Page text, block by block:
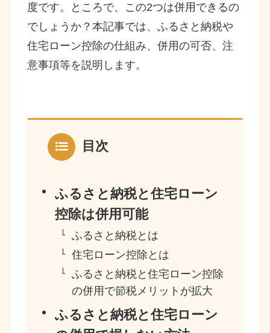
度です。ところで、この2つは併用できるの
でしょうか？本記事では、ふるさと納税や
住宅ローン控除の仕組み、併用の可否、注
意事項等を説明します。
目次
ふるさと納税と住宅ローン
控除は併用可能
ふるさと納税とは
住宅ローン控除とは
ふるさと納税と住宅ローン控除
の併用で節税メリットが拡大
ふるさと納税と住宅ローン